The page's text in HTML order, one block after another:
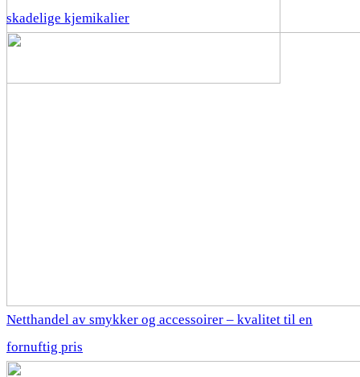
skadelige kjemikalier
Netthandel av smykker og accessoirer – kvalitet til en
fornuftig pris